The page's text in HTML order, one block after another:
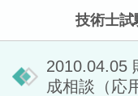
技術士試
2010.04.05
成相談（応